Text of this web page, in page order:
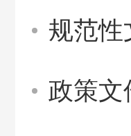
规范性
政策文